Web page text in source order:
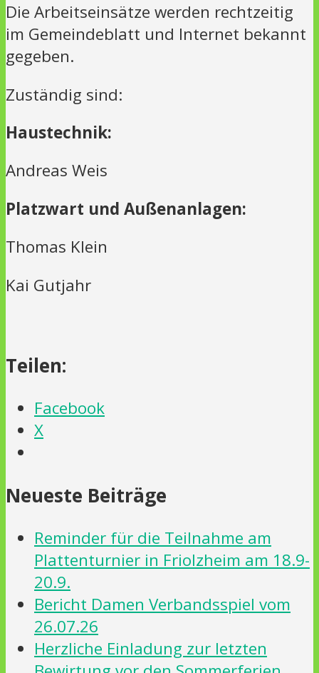
Die Arbeitseinsätze werden rechtzeitig
im Gemeindeblatt und Internet bekannt
gegeben.
Zuständig sind:
Haustechnik:
Andreas Weis
Platzwart und Außenanlagen:
Thomas Klein
Kai Gutjahr
Teilen:
Facebook
X
Neueste Beiträge
Reminder für die Teilnahme am
Plattenturnier in Friolzheim am 18.9-
20.9.
Bericht Damen Verbandsspiel vom
26.07.26
Herzliche Einladung zur letzten